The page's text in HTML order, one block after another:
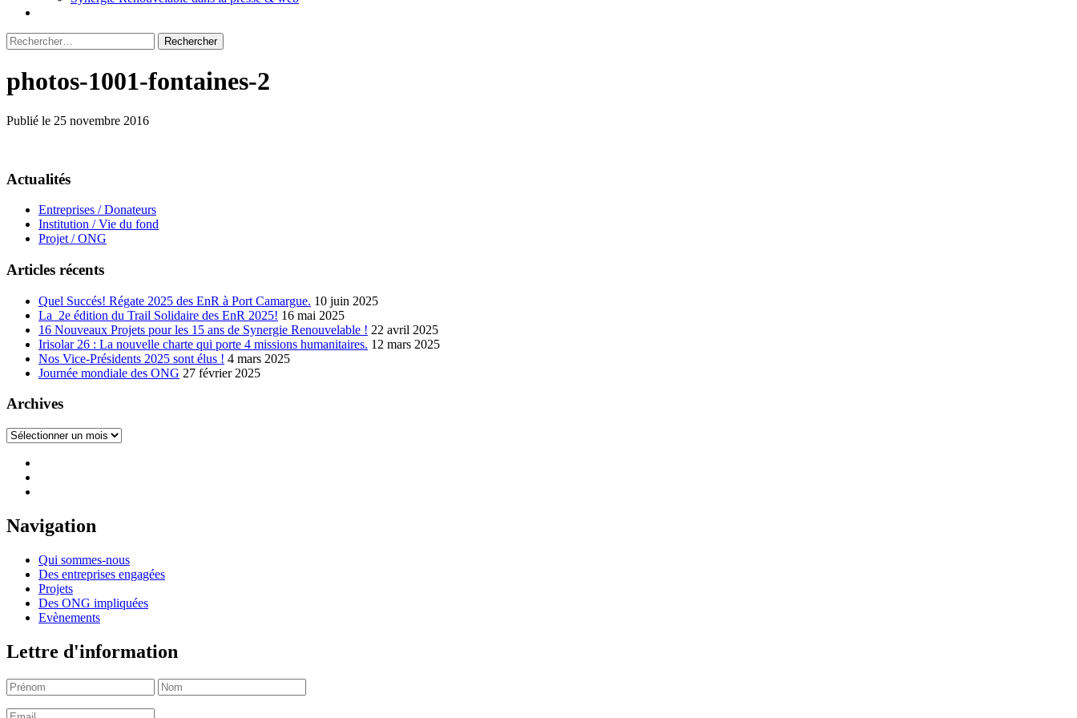
Rechercher :
photos-1001-fontaines-2
Publié le 25 novembre 2016
Actualités
Entreprises / Donateurs
Institution / Vie du fond
Projet / ONG
Articles récents
Quel Succés! Régate 2025 des EnR à Port Camargue. 10 juin 2025
La 2e édition du Trail Solidaire des EnR 2025! 16 mai 2025
16 Nouveaux Projets pour les 15 ans de Synergie Renouvelable ! 22 avril 2025
Irisolar 26 : La nouvelle charte qui porte 4 missions humanitaires. 12 mars 2025
Nos Vice-Présidents 2025 sont élus ! 4 mars 2025
Journée mondiale des ONG 27 février 2025
Archives
Archives
Navigation
Qui sommes-nous
Des entreprises engagées
Projets
Des ONG impliquées
Evènements
Lettre d'information